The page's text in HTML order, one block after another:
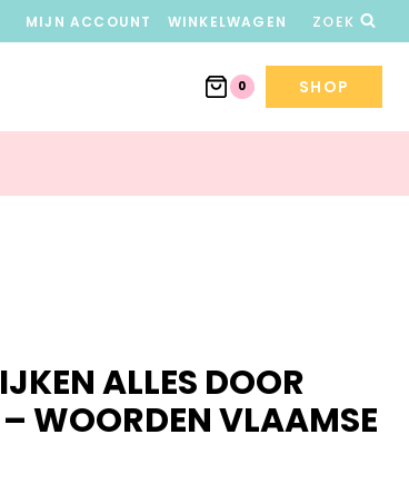
MIJN ACCOUNT WINKELWAGEN ZOEK
0 SHOP
ALLES DOOR
WOORDEN VLAAMSE